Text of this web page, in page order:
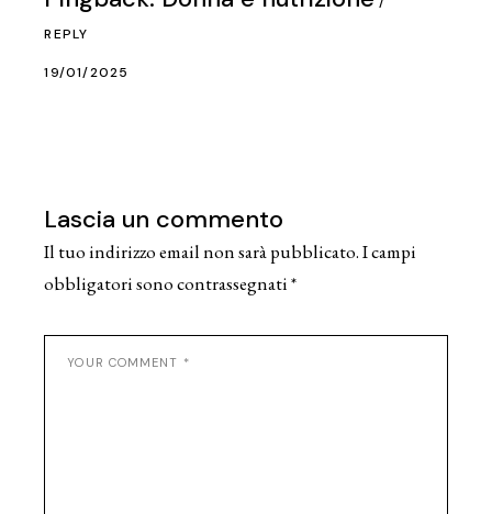
19/01/2025
REPLY
Lascia un commento
Il tuo indirizzo email non sarà pubblicato.I campi
obbligatori sono contrassegnati*